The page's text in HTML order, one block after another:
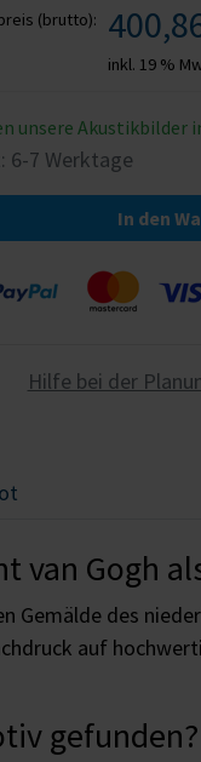
(brutto):
inkl. 19 %
unsere Akustikbilder
6-7 Werktage
In den
Hilfe bei der
van Gogh
Gemälde des
auf
gefunden?